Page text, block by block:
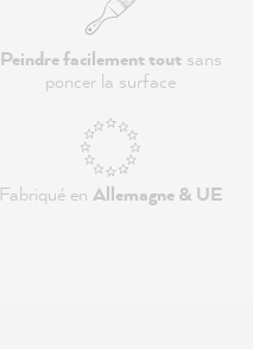
Peindre facilement toutsans
poncer la surface
Fabriqué en Allemagne & UE